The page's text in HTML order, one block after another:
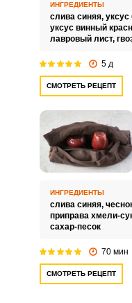
ИНГРЕДИЕНТЫ
слива синяя,
уксус винный
лавровый лист,
5 д
СМОТРЕТЬ РЕЦЕПТ
ИНГРЕДИЕНТЫ
слива синяя,
приправа хмели-
сахар-песок
70 мин
СМОТРЕТЬ РЕЦЕПТ